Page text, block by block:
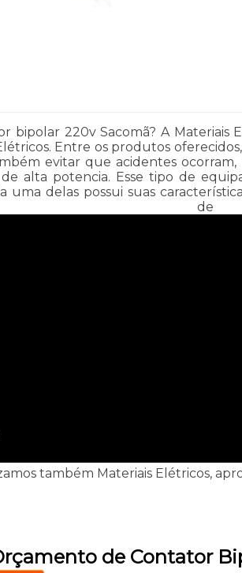
bipolar 220v Sacomã? A
Entre os produtos
evitar que acidentes
alta potencia. Esse tipo de
uma delas possui suas
também Materiais Elétricos,
de Contator